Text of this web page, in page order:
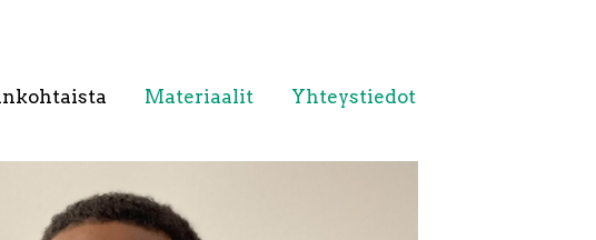
Materiaalit Yhteystiedot